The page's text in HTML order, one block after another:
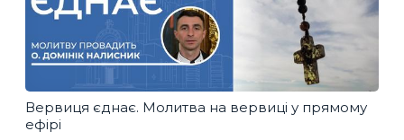
Вервиця єднає. Молитва на вервиці у прямому
ефірі